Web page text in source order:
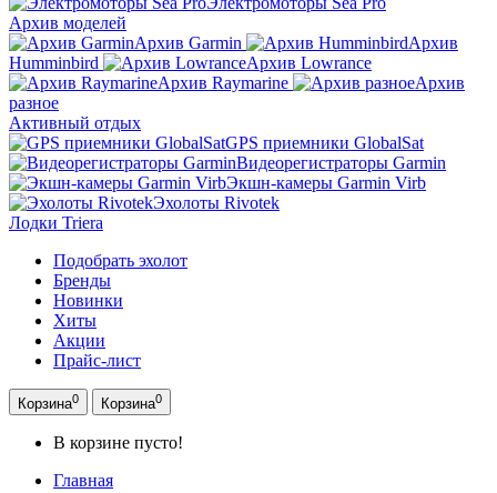
Архив моделей
Архив Garmin
Архив
Humminbird
Архив Lowrance
Архив Raymarine
Архив
разное
Активный отдых
GPS приемники GlobalSat
Видеорегистраторы Garmin
Экшн-камеры Garmin Virb
Эхолоты Rivotek
Лодки Triera
Подобрать эхолот
Бренды
Новинки
Хиты
Акции
Прайс-лист
Корзина0 Корзина0
В корзине пусто!
Главная